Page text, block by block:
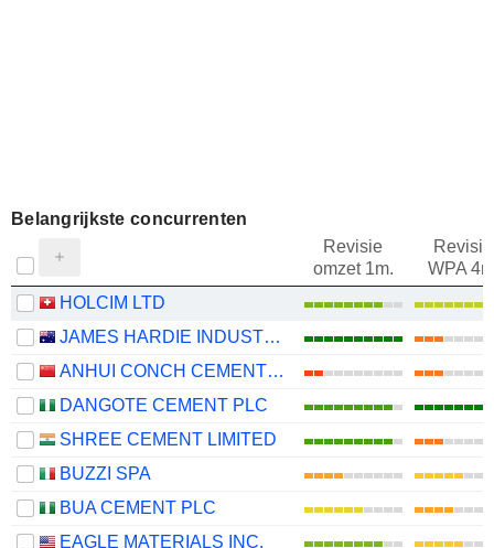
Belangrijkste concurrenten
Revisie
omzet 1m.
Revisie
WPA
HOLCIM LTD
JAMES HARDIE INDUSTRIES PLC
ANHUI CONCH CEMENT COMPANY LIMITED
DANGOTE CEMENT PLC
SHREE CEMENT LIMITED
BUZZI SPA
BUA CEMENT PLC
EAGLE MATERIALS INC.